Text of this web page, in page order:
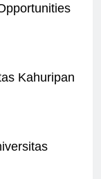
Kahuripan